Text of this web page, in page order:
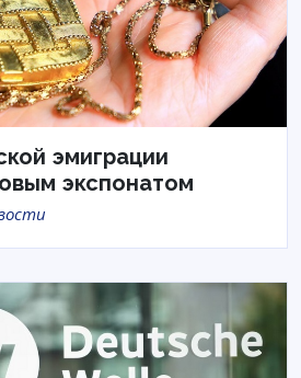
эмиграции
экспонатом